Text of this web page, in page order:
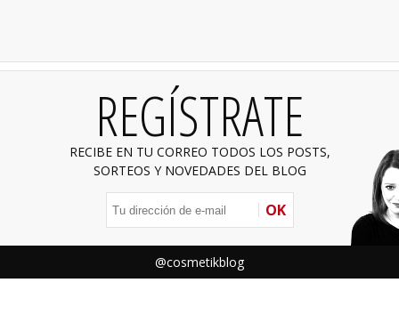
REGÍSTRATE
RECIBE EN TU CORREO TODOS LOS POSTS,
SORTEOS Y NOVEDADES DEL BLOG
OK
@cosmetikblog